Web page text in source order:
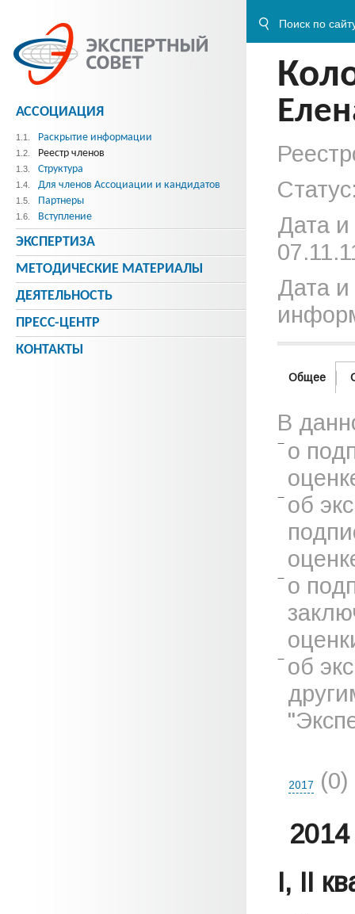
Дата
Дата и
Общее
В
о
об
о
об
2017 (0)
I, II
АССОЦИАЦИЯ
1.1. Раскрытие информации
1.2. Реестр членов
1.3. Структура
1.4. Для членов Ассоциации и кандидатов
1.5. Партнеры
1.6. Вступление
ЭКСПЕРТИЗА
МЕТОДИЧЕСКИE МАТЕРИАЛЫ
ДЕЯТЕЛЬНОСТЬ
ПРЕСС-ЦЕНТР
КОНТАКТЫ